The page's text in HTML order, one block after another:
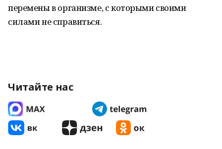
перемены в организме, с которыми своими
силами не справиться.
Читайте нас